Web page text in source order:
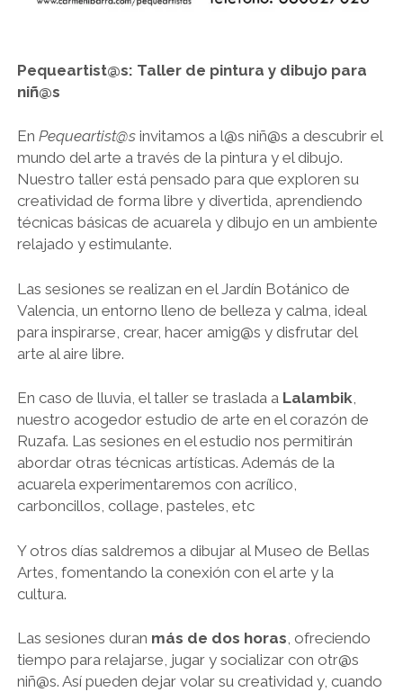
PINTANDO EL PUEBLO, ALTEA
CUADERNO DE VIAJE
PINTANDO EL JARDÍN, ALTEA
PINTANDO LA MONTAÑA, BENIFATO
TALLER DE ACUARELA A DOMICILIO
Pequeartist@s: Taller de pintura y dibujo para
niñ@s
En Pequeartist@sinvitamos a l@s niñ@s a descubrir el
mundo del arte a través de la pintura y el dibujo.
Nuestro taller está pensado para que exploren su
creatividad de forma libre y divertida, aprendiendo
técnicas básicas de acuarela y dibujo en un ambiente
relajado y estimulante.
Las sesiones se realizan en el Jardín Botánico de
Valencia, un entorno lleno de belleza y calma, ideal
para inspirarse, crear, hacer amig@s y disfrutar del
arte al aire libre.
En caso de lluvia, el taller se traslada a Lalambik,
nuestro acogedor estudio de arte en el corazón de
Ruzafa. Las sesiones en el estudio nos permitirán
abordar otras técnicas artísticas. Además de la
acuarela experimentaremos con acrílico,
carboncillos, collage, pasteles, etc
Y otros días saldremos a dibujar al Museo de Bellas
Artes, fomentando la conexión con el arte y la
cultura.
Las sesiones duran más de dos horas, ofreciendo
tiempo para relajarse, jugar y socializar con otr@s
niñ@s. Así pueden dejar volar su creatividad y, cuando